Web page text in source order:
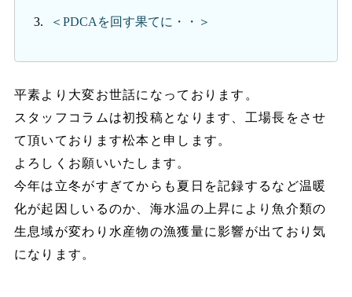
＜PDCAを回す果てに・・＞
平素より大変お世話になっております。
スタッフコラムは初投稿となります、工場長をさせ
て頂いております松本と申します。
よろしくお願いいたします。
今年は立冬がすぎてからも夏日を記録するなど温暖
化が起因しいるのか、海水温の上昇により魚介類の
生息域が変わり水産物の漁獲量に影響が出ており気
になります。